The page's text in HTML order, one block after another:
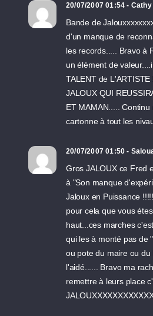
20/07/2007 01:54 - Cathy
Bande de
d'un manque de
les records..... Bravo à
un élément de
TALENT de L'ARTISTE
JALOUX QUI
ET MAMAN..... Continu
cartonne à tout les
20/07/2007 01:50 -
Gros JALOUX ce Fred
à "Son manque
Jaloux en Puissance
pour cela que vous
haut...ces marches
qui les à monté pas de
ou pote du maire ou du
l'aidé...... Bravo ma
remettre à leurs place